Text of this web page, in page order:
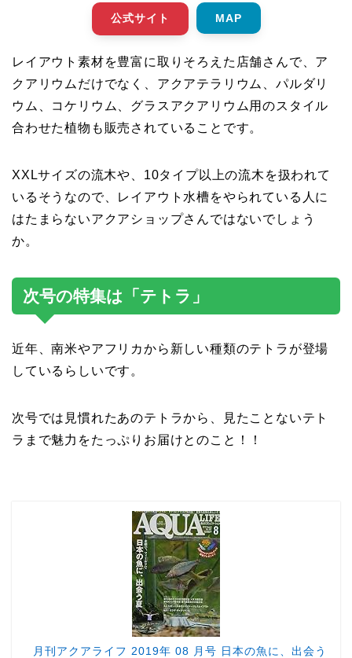
公式サイト MAP
レイアウト素材を豊富に取りそろえた店舗さんで、ア
クアリウムだけでなく、アクアテラリウム、パルダリ
ウム、コケリウム、グラスアクアリウム用のスタイル
合わせた植物も販売されていることです。
XXLサイズの流木や、10タイプ以上の流木を扱われて
いるそうなので、レイアウト水槽をやられている人に
はたまらないアクアショップさんではないでしょう
か。
次号の特集は「テトラ」
近年、南米やアフリカから新しい種類のテトラが登場
しているらしいです。
次号では見慣れたあのテトラから、見たことないテト
ラまで魅力をたっぷりお届けとのこと！！
月刊アクアライフ 2019年 08 月号 日本の魚に、出会う